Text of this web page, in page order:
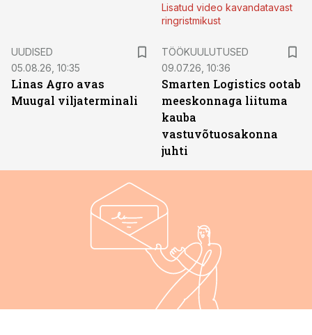
Lisatud video kavandatavast
ringristmikust
UUDISED
05.08.26, 10:35
Linas Agro avas
Muugal viljaterminali
TÖÖKUULUTUSED
09.07.26, 10:36
Smarten Logistics ootab
meeskonnaga liituma
kauba
vastuvõtuosakonna
juhti